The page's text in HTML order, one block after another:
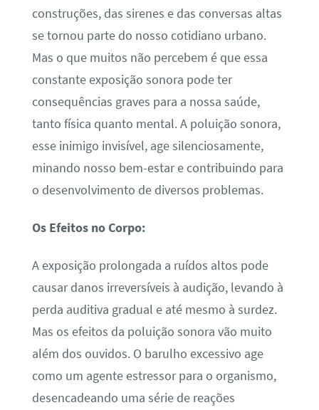
construções, das sirenes e das conversas altas
se tornou parte do nosso cotidiano urbano.
Mas o que muitos não percebem é que essa
constante exposição sonora pode ter
consequências graves para a nossa saúde,
tanto física quanto mental. A poluição sonora,
esse inimigo invisível, age silenciosamente,
minando nosso bem-estar e contribuindo para
o desenvolvimento de diversos problemas.
Os Efeitos no Corpo:
A exposição prolongada a ruídos altos pode
causar danos irreversíveis à audição, levando à
perda auditiva gradual e até mesmo à surdez.
Mas os efeitos da poluição sonora vão muito
além dos ouvidos. O barulho excessivo age
como um agente estressor para o organismo,
desencadeando uma série de reações